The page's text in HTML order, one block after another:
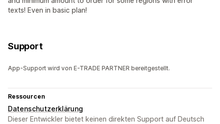
texts! Even in basic plan!
Support
App-Support wird von E-TRADE PARTNER bereitgestellt.
Ressourcen
Datenschutzerklärung
Dieser Entwickler bietet keinen direkten Support auf Deutsch